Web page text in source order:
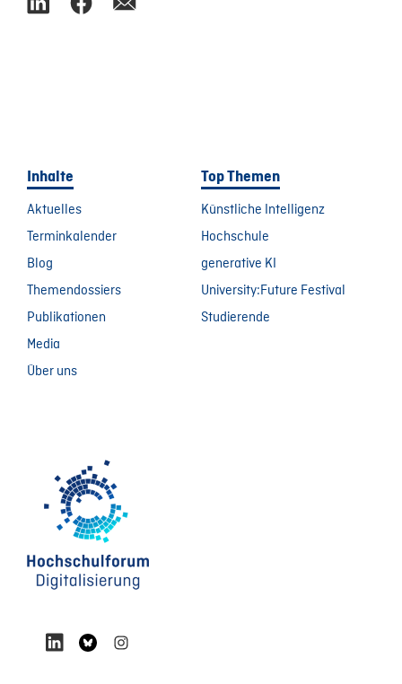
Inhalte
Aktuelles
Terminkalender
Blog
Themendossiers
Publikationen
Media
Über uns
Top Themen
Künstliche Intelligenz
Hochschule
generative KI
University:Future Festival
Studierende